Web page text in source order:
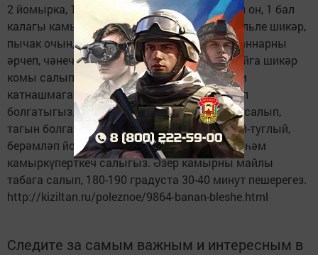
2 йомырка, 1,5 стакан шикәр комы, 2 стакан он, 1 бал
калагы камыркүперткеч, 1 бал калагы ванильле шикәр,
пычак очында тоз, 150 миллилитр сөт. Бананнарны
әрчеп, чәнечке белән изегез. Йомшарган майга шикәр
комы салып, болгаткыч белән туглагыз һәм
катнашмага банан измәсен салып, яхшылап
болгатыгыз. Сөт, ванилин, шикәр комы, тоз салып,
тагын болгатыгыз. Болгаткыч белән туглый-туглый,
берәмләп йомырка салыгыз. Иң ахырда он һәм
камыркүперткеч салыгыз. Әзер камырны майлы
табага салып, 180-190 градуста 30-40 минут пешерегез.
http://kiziltan.ru/poleznoe/9864-banan-bleshe.html
Следите за самым важным и интересным в